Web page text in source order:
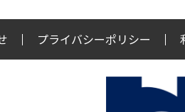
プライバシーポリシー